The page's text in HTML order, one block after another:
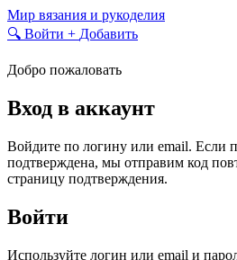
Skip
to
Мир вязания и рукоделия
🔍 Войти + Добавить
Добро пожаловать
Вход в аккаунт
Войдите по логину или email. Если
подтверждена, мы отправим код
страницу подтверждения.
Войти
Используйте логин или email и